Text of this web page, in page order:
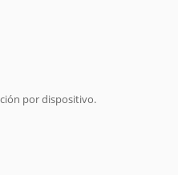
por dispositivo.